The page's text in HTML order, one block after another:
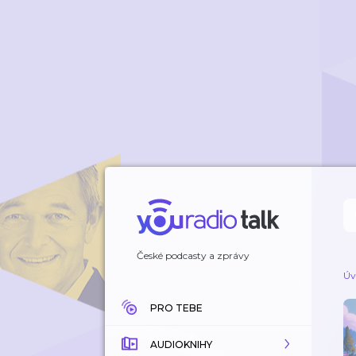
České podcasty a zprávy
PRO TEBE
AUDIOKNIHY